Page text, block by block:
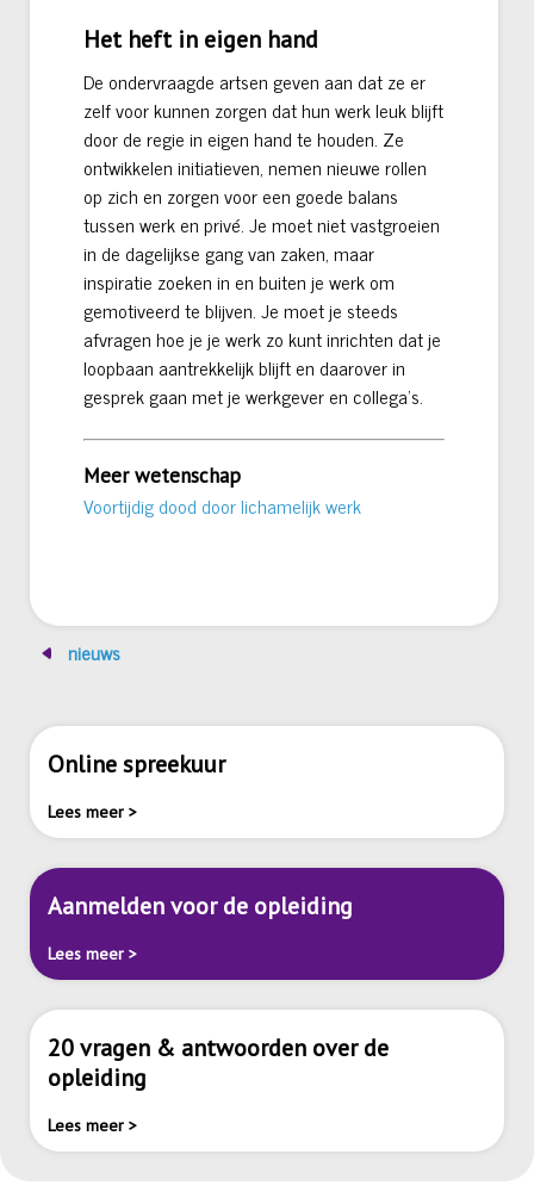
Het heft in eigen hand
De ondervraagde artsen geven aan dat ze er
zelf voor kunnen zorgen dat hun werk leuk blijft
door de regie in eigen hand te houden. Ze
ontwikkelen initiatieven, nemen nieuwe rollen
op zich en zorgen voor een goede balans
tussen werk en privé. Je moet niet vastgroeien
in de dagelijkse gang van zaken, maar
inspiratie zoeken in en buiten je werk om
gemotiveerd te blijven. Je moet je steeds
afvragen hoe je je werk zo kunt inrichten dat je
loopbaan aantrekkelijk blijft en daarover in
gesprek gaan met je werkgever en collega’s.
Meer wetenschap
Voortijdig dood door lichamelijk werk
nieuws
Online spreekuur
Lees meer >
Aanmelden voor de opleiding
Lees meer >
20 vragen & antwoorden over de
opleiding
Lees meer >